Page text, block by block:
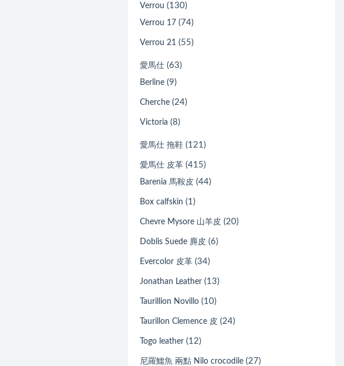
Verrou (130)
Verrou 17 (74)
Verrou 21 (55)
愛馬仕 (63)
Berline (9)
Cherche (24)
Victoria (8)
愛馬仕 拖鞋 (121)
愛馬仕 皮革 (415)
Barenia 馬鞍皮 (44)
Box calfskin (1)
Chevre Mysore 山羊皮 (20)
Doblis Suede 麂皮 (6)
Evercolor 皮革 (34)
Jonathan Leather (13)
Taurillion Novillo (10)
Taurillon Clemence 皮 (24)
Togo leather (12)
尼羅鱷魚 兩點 Nilo crocodile (27)